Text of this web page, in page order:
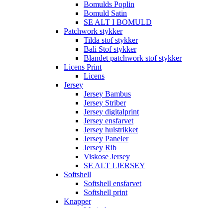
Bomulds Poplin
Bomuld Satin
SE ALT I BOMULD
Patchwork stykker
Tilda stof stykker
Bali Stof stykker
Blandet patchwork stof stykker
Licens Print
Licens
Jersey
Jersey Bambus
Jersey Striber
Jersey digitalprint
Jersey ensfarvet
Jersey hulstrikket
Jersey Paneler
Jersey Rib
Viskose Jersey
SE ALT I JERSEY
Softshell
Softshell ensfarvet
Softshell print
Knapper